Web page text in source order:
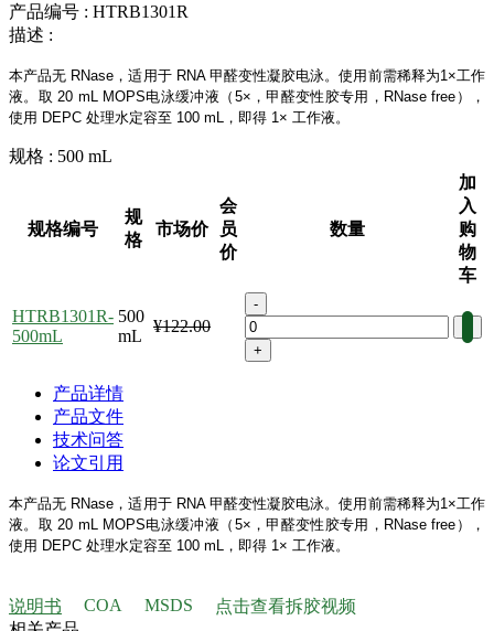
产品编号 : HTRB1301R
描述 :
本产品无 RNase，适用于 RNA 甲醛变性凝胶电泳。使用前需稀释为1×工作
液。取 20 mL MOPS电泳缓冲液（5×，甲醛变性胶专用，RNase free），
使用 DEPC 处理水定容至 100 mL，即得 1× 工作液。
规格 : 500 mL
规格编号
规
格
市场价
会
员
价
数量
加
入
购
物
车
HTRB1301R-
500mL
500
mL
¥122.00
-
+
产品详情
产品文件
技术问答
论文引用
本产品无 RNase，适用于 RNA 甲醛变性凝胶电泳。使用前需稀释为1×工作
液。取 20 mL MOPS电泳缓冲液（5×，甲醛变性胶专用，RNase free），
使用 DEPC 处理水定容至 100 mL，即得 1× 工作液。
说明书 COA MSDS
点击查看拆胶视频